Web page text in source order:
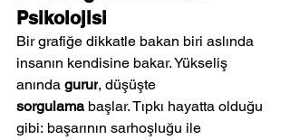
Psikolojisi
Bir grafiğe dikkatle bakan biri aslında
insanın kendisine bakar. Yükseliş
anında gurur, düşüşte
sorgulama başlar. Tıpkı hayatta olduğu
gibi: başarının sarhoşluğu ile